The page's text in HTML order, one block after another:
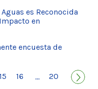
es Reconocida
en
encuesta de
15 16 ... 20